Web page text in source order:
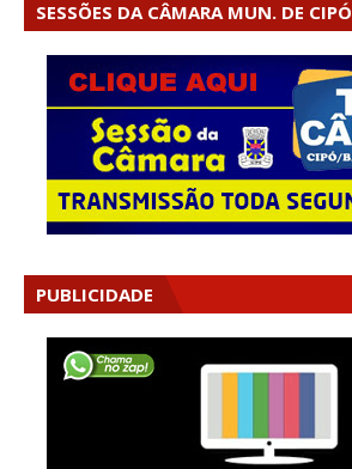
SESSÕES DA CÂMARA MUN. DE CIPÓ
PUBLICIDADE